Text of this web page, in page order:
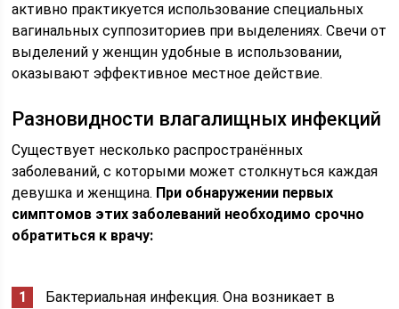
активно практикуется использование специальных
вагинальных суппозиториев при выделениях. Свечи от
выделений у женщин удобные в использовании,
оказывают эффективное местное действие.
Разновидности влагалищных инфекций
Существует несколько распространённых
заболеваний, с которыми может столкнуться каждая
девушка и женщина. При обнаружении первых
симптомов этих заболеваний необходимо срочно
обратиться к врачу:
Бактериальная инфекция. Она возникает в